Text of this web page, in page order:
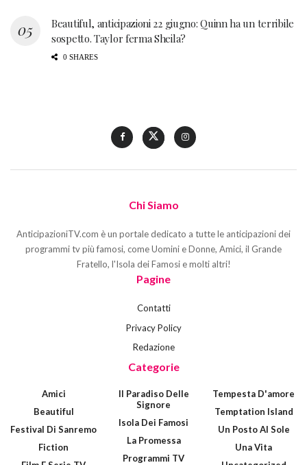
Beautiful, anticipazioni 22 giugno: Quinn ha un terribile
sospetto. Taylor ferma Sheila?
0 SHARES
Chi Siamo
AnticipazioniTV.com è un portale dedicato a tutte le anticipazioni dei
programmi tv più famosi, come Uomini e Donne, Amici, il Grande
Fratello, l'Isola dei Famosi e molti altri!
Pagine
Contatti
Privacy Policy
Redazione
Categorie
Amici
Beautiful
Festival Di Sanremo
Fiction
Il Paradiso Delle
Signore
Isola Dei Famosi
La Promessa
Programmi TV
Tempesta D'amore
Temptation Island
Un Posto Al Sole
Una Vita